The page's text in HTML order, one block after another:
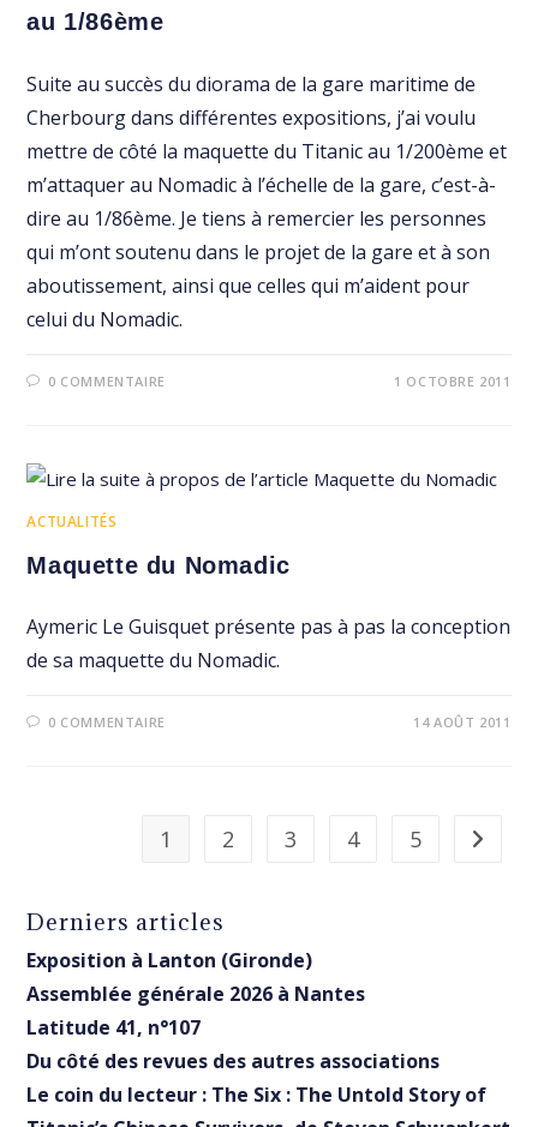
au 1/86ème
Suite au succès du diorama de la gare maritime de
Cherbourg dans différentes expositions, j’ai voulu
mettre de côté la maquette du Titanic au 1/200ème et
m’attaquer au Nomadic à l’échelle de la gare, c’est-à-
dire au 1/86ème. Je tiens à remercier les personnes
qui m’ont soutenu dans le projet de la gare et à son
aboutissement, ainsi que celles qui m’aident pour
celui du Nomadic.
0 COMMENTAIRE 1 OCTOBRE 2011
ACTUALITÉS
Maquette du Nomadic
Aymeric Le Guisquet présente pas à pas la conception
de sa maquette du Nomadic.
0 COMMENTAIRE 14 AOÛT 2011
1 2 3 4 5 Aller à
Derniers articles
Exposition à Lanton (Gironde)
Assemblée générale 2026 à Nantes
Latitude 41, n°107
Du côté des revues des autres associations
Le coin du lecteur : The Six : The Untold Story of